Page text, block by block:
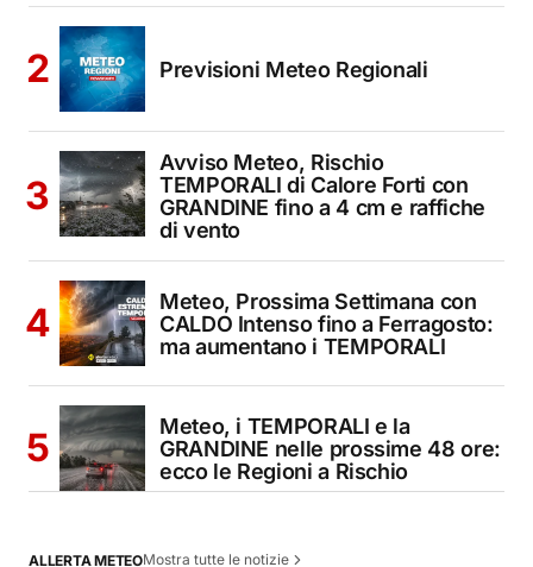
Previsioni Meteo Regionali
Avviso Meteo, Rischio
TEMPORALI di Calore Forti con
GRANDINE fino a 4 cm e raffiche
di vento
Meteo, Prossima Settimana con
CALDO Intenso fino a Ferragosto:
ma aumentano i TEMPORALI
Meteo, i TEMPORALI e la
GRANDINE nelle prossime 48 ore:
ecco le Regioni a Rischio
ALLERTA METEOMostra tutte le notizie